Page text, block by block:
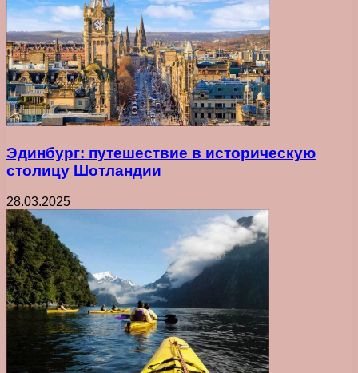
Эдинбург: путешествие в историческую
столицу Шотландии
28.03.2025